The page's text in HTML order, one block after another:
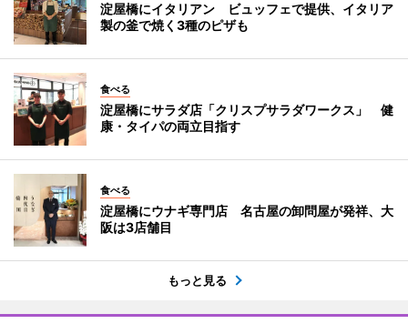
淀屋橋にイタリアン ビュッフェで提供、イタリア
製の釜で焼く3種のピザも
食べる
淀屋橋にサラダ店「クリスプサラダワークス」 健
康・タイパの両立目指す
食べる
淀屋橋にウナギ専門店 名古屋の卸問屋が発祥、大
阪は3店舗目
もっと見る